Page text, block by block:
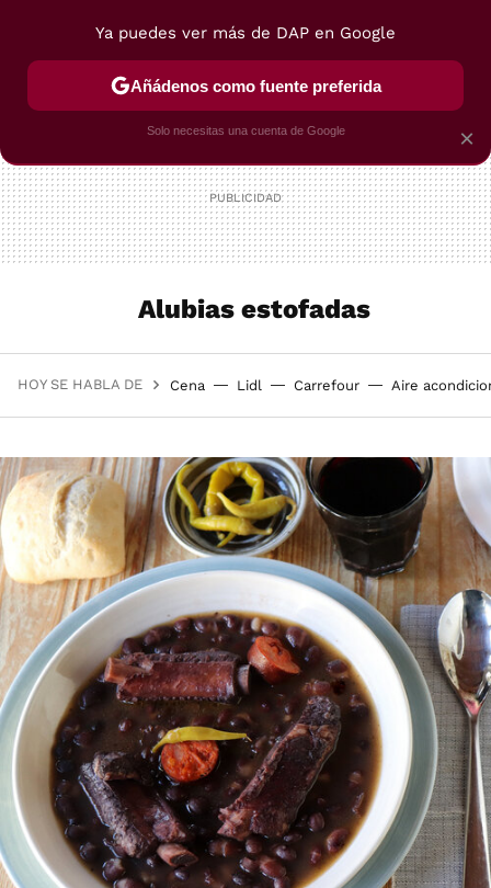
POSTRES VIAJES SELECCIÓN VEGUI
Alubias estofadas
HOY SE HABLA DE Cena Lidl Carrefour Aire
×
Ya puedes ver más de DAP en Google
Añádenos como fuente preferida
Solo necesitas una cuenta de Google